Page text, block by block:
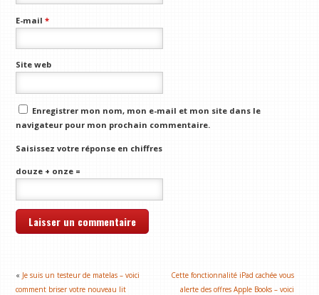
E-mail*
Site web
Enregistrer mon nom, mon e-mail et mon site dans le
navigateur pour mon prochain commentaire.
Saisissez votre réponse en chiffres
douze + onze =
« Je suis un testeur de matelas – voici
comment briser votre nouveau lit
Cette fonctionnalité iPad cachée vous
alerte des offres Apple Books – voici